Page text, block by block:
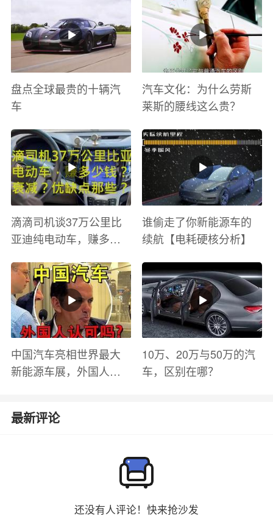
盘点全球最贵的十辆汽
车
汽车文化：为什么劳斯
莱斯的腰线这么贵？
滴滴司机谈37万公里比
亚迪纯电动车，赚多少
有哪些？
谁偷走了你新能源车的
续航【电耗硬核分析】
中国汽车亮相世界最大
新能源车展，外国人怎
10万、20万与50万的汽
车，区别在哪？
最新评论
还没有人评论！快来抢沙发